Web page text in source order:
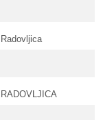
Radovljica
RADOVLJICA